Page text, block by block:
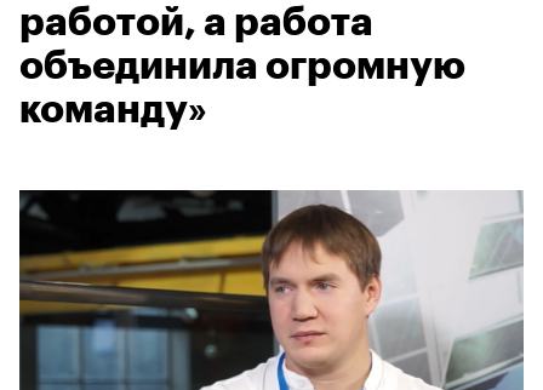
работой, а работа
объединила огромную
команду»